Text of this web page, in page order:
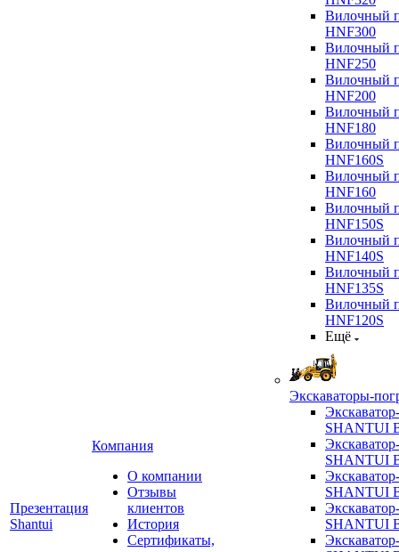
Презентация
Shantui
Компания
О компании
Отзывы
клиентов
История
Сертификаты,
Вилочный
HNF300
Вилочный
HNF250
Вилочный
HNF200
Вилочный
HNF180
Вилочный
HNF160S
Вилочный
HNF160
Вилочный
HNF150S
Вилочный
HNF140S
Вилочный
HNF135S
Вилочный
HNF120S
Ещё
Экскаваторы-
SHANTUI
SHANTUI
SHANTUI
SHANTUI